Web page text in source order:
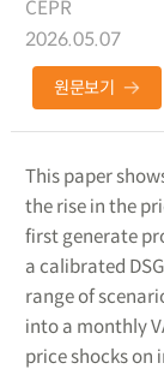
CEPR
2026.05.07
원문보기
This paper
the rise in the
first generate
a calibrated
range of
into a monthly
price shocks